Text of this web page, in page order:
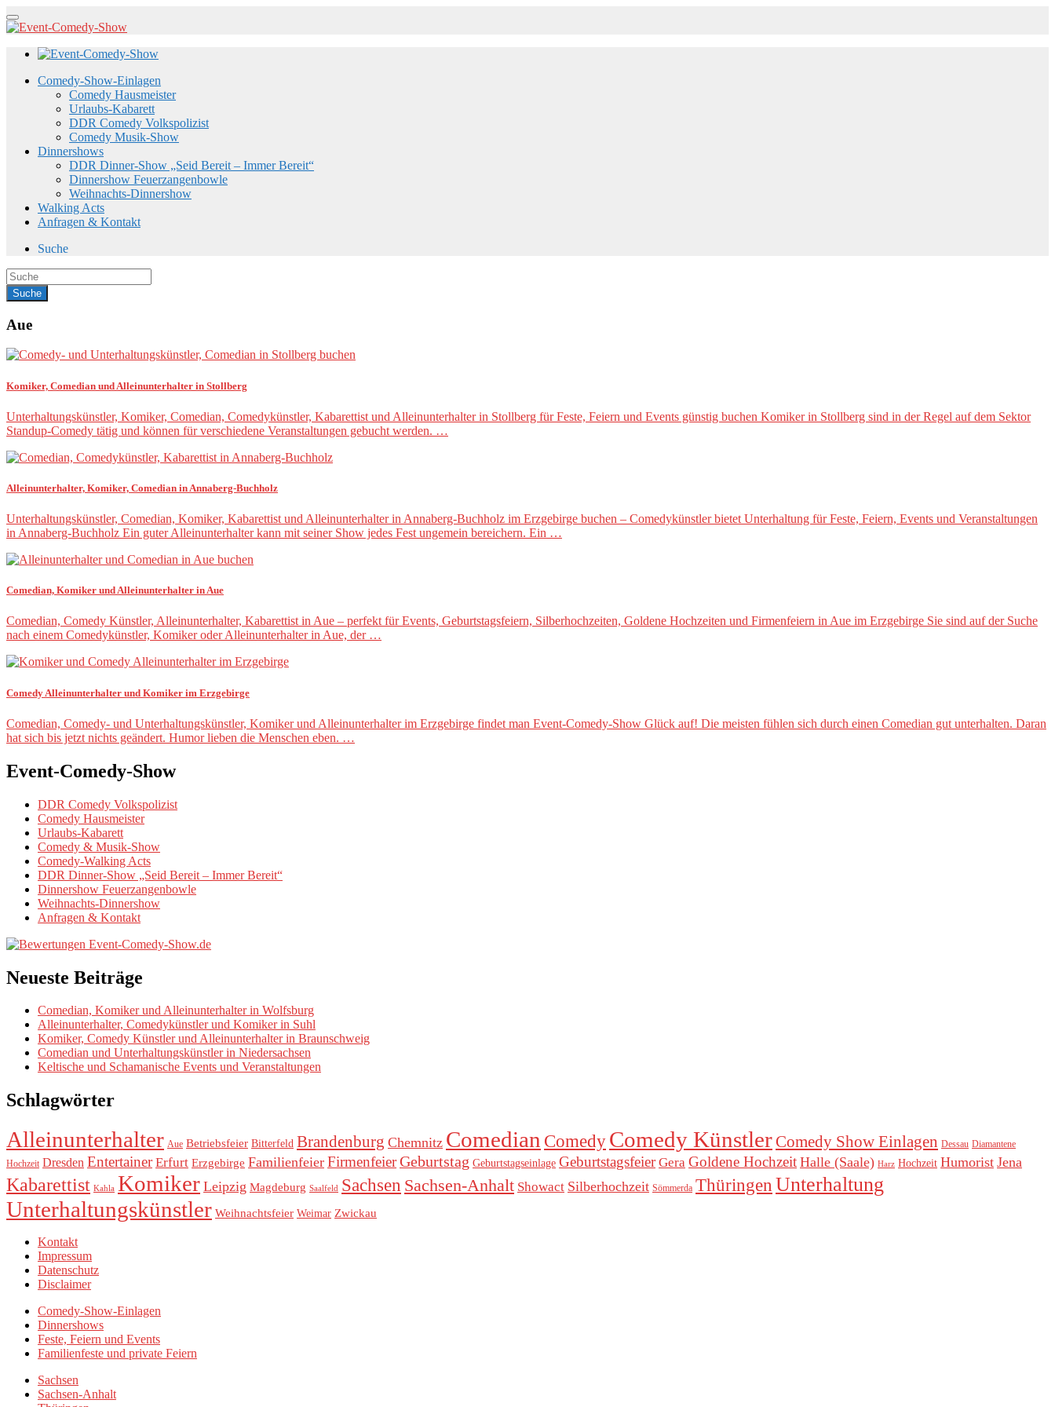
Comedy-Show-Einlagen
Comedy Hausmeister
Urlaubs-Kabarett
DDR Comedy Volkspolizist
Comedy Musik-Show
Dinnershows
DDR Dinner-Show „Seid Bereit – Immer Bereit“
Dinnershow Feuerzangenbowle
Weihnachts-Dinnershow
Walking Acts
Anfragen & Kontakt
Suche
Aue
Komiker, Comedian und Alleinunterhalter in Stollberg
Unterhaltungskünstler, Komiker, Comedian, Comedykünstler, Kabarettist und Alleinunterhalter in Stollberg für Feste, Feiern und Events günstig buchen Komiker in Stollberg sind in der Regel auf dem Sektor
Standup-Comedy tätig und können für verschiedene Veranstaltungen gebucht werden. …
Alleinunterhalter, Komiker, Comedian in Annaberg-Buchholz
Unterhaltungskünstler, Comedian, Komiker, Kabarettist und Alleinunterhalter in Annaberg-Buchholz im Erzgebirge buchen – Comedykünstler bietet Unterhaltung für Feste, Feiern, Events und Veranstaltungen
in Annaberg-Buchholz Ein guter Alleinunterhalter kann mit seiner Show jedes Fest ungemein bereichern. Ein …
Comedian, Komiker und Alleinunterhalter in Aue
Comedian, Comedy Künstler, Alleinunterhalter, Kabarettist in Aue – perfekt für Events, Geburtstagsfeiern, Silberhochzeiten, Goldene Hochzeiten und Firmenfeiern in Aue im Erzgebirge Sie sind auf der Suche
nach einem Comedykünstler, Komiker oder Alleinunterhalter in Aue, der …
Comedy Alleinunterhalter und Komiker im Erzgebirge
Comedian, Comedy- und Unterhaltungskünstler, Komiker und Alleinunterhalter im Erzgebirge findet man Event-Comedy-Show Glück auf! Die meisten fühlen sich durch einen Comedian gut unterhalten. Daran
hat sich bis jetzt nichts geändert. Humor lieben die Menschen eben. …
Event-Comedy-Show
DDR Comedy Volkspolizist
Comedy Hausmeister
Urlaubs-Kabarett
Comedy & Musik-Show
Comedy-Walking Acts
DDR Dinner-Show „Seid Bereit – Immer Bereit“
Dinnershow Feuerzangenbowle
Weihnachts-Dinnershow
Anfragen & Kontakt
Neueste Beiträge
Comedian, Komiker und Alleinunterhalter in Wolfsburg
Alleinunterhalter, Comedykünstler und Komiker in Suhl
Komiker, Comedy Künstler und Alleinunterhalter in Braunschweig
Comedian und Unterhaltungskünstler in Niedersachsen
Keltische und Schamanische Events und Veranstaltungen
Schlagwörter
Alleinunterhalter Aue Betriebsfeier Bitterfeld Brandenburg Chemnitz Comedian ComedyComedy Künstler Comedy Show Einlagen Dessau Diamantene
Hochzeit Dresden Entertainer Erfurt Erzgebirge Familienfeier FirmenfeierGeburtstag Geburtstagseinlage Geburtstagsfeier Gera Goldene Hochzeit Halle (Saale) Harz Hochzeit Humorist Jena
Kabarettist Kahla Komiker Leipzig Magdeburg Saalfeld Sachsen Sachsen-Anhalt Showact Silberhochzeit Sömmerda ThüringenUnterhaltung
Unterhaltungskünstler Weihnachtsfeier Weimar Zwickau
Kontakt
Impressum
Datenschutz
Disclaimer
Comedy-Show-Einlagen
Dinnershows
Feste, Feiern und Events
Familienfeste und private Feiern
Sachsen
Sachsen-Anhalt